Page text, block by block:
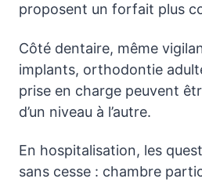
proposent un forfait plus
Côté dentaire, même
implants, orthodontie
prise en charge peuvent
d’un niveau à l’autre.
En hospitalisation, les
sans cesse : chambre